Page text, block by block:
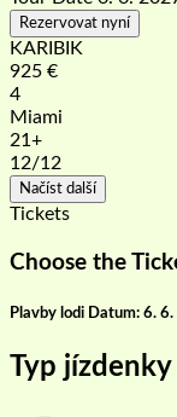
Rezervovat nyní
KARIBIK
925 €
4
Miami
21+
12/12
Načíst další
Tickets
Choose the
Plavby lodi Datum: 6.
Typ jízdenky